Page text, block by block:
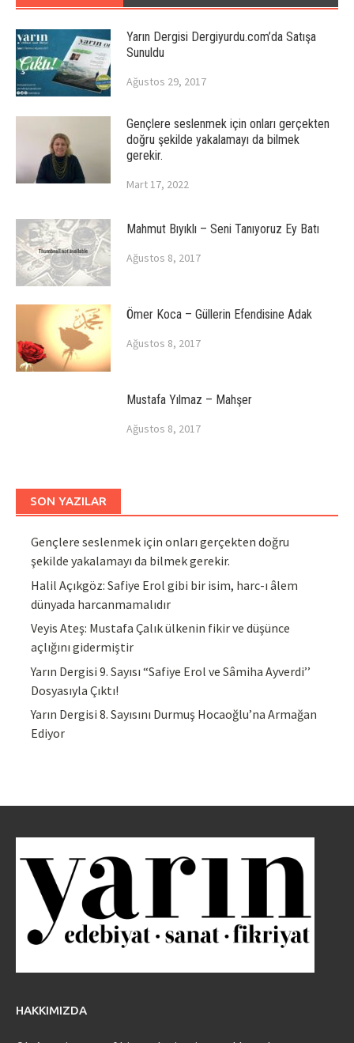
Yarın Dergisi Dergiyurdu.com’da Satışa
Sunuldu
Ağustos 29, 2017
Gençlere seslenmek için onları gerçekten
doğru şekilde yakalamayı da bilmek
gerekir.
Mart 17, 2022
Mahmut Bıyıklı – Seni Tanıyoruz Ey Batı
Ağustos 8, 2017
Ömer Koca – Güllerin Efendisine Adak
Ağustos 8, 2017
Mustafa Yılmaz – Mahşer
Ağustos 8, 2017
SON YAZILAR
Gençlere seslenmek için onları gerçekten doğru
şekilde yakalamayı da bilmek gerekir.
Halil Açıkgöz: Safiye Erol gibi bir isim, harc-ı âlem
dünyada harcanmamalıdır
Veyis Ateş: Mustafa Çalık ülkenin fikir ve düşünce
açlığını gidermiştir
Yarın Dergisi 9. Sayısı “Safiye Erol ve Sâmiha Ayverdi’’
Dosyasıyla Çıktı!
Yarın Dergisi 8. Sayısını Durmuş Hocaoğlu’na Armağan
Ediyor
HAKKIMIZDA